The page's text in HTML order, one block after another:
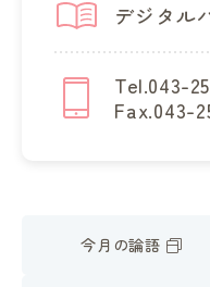
デジタル
Tel.043-
Fax.043-
今月の論語